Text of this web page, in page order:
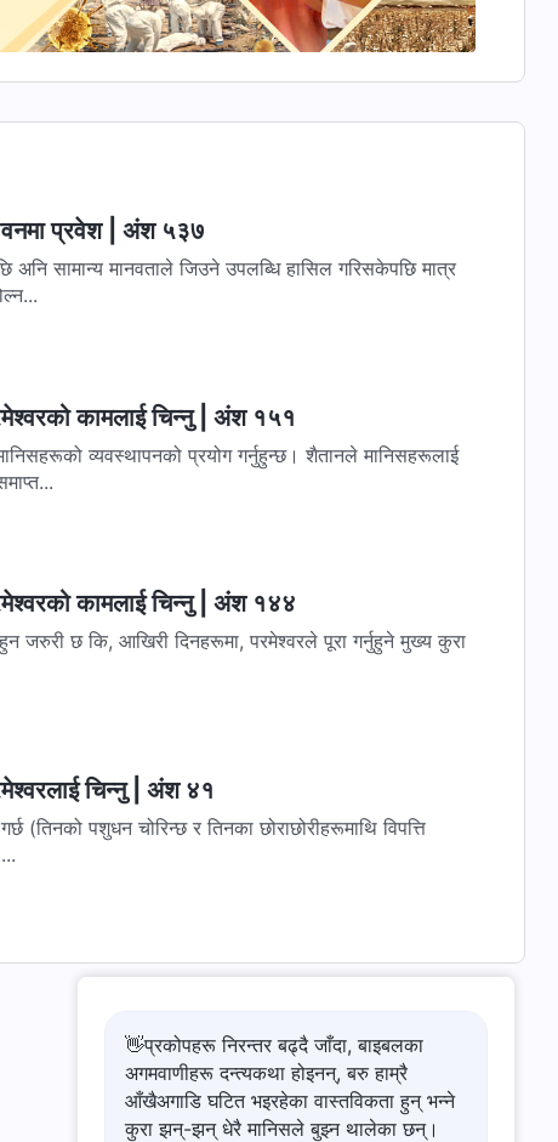
प्रवेश | अंश ५३७
अनि सामान्य मानवताले ‍जिउने उपलब्धि हासिल गरिसकेपछि मात्र
कामलाई चिन्‍नु | अंश १५१
व्यवस्थापनको प्रयोग गर्नुहुन्छ। शैतानले मानिसहरूलाई
कामलाई चिन्‍नु | अंश १४४
जरुरी छ कि, आखिरी दिनहरूमा, परमेश्‍वरले पूरा गर्नुहुने मुख्य कुरा
चिन्‍नु | अंश ४१
(तिनको पशुधन चोरिन्छ र तिनका छोराछोरीहरूमाथि विपत्ति
क....
👋प्रकोपहरू निरन्तर बढ्दै जाँदा, बाइबलका
अगमवाणीहरू दन्त्यकथा होइनन्, बरु हाम्रै
आँखैअगाडि घटित भइरहेका वास्तविकता हुन् भन्ने
कुरा झन्-झन् धेरै मानिसले बुझ्न थालेका छन्।